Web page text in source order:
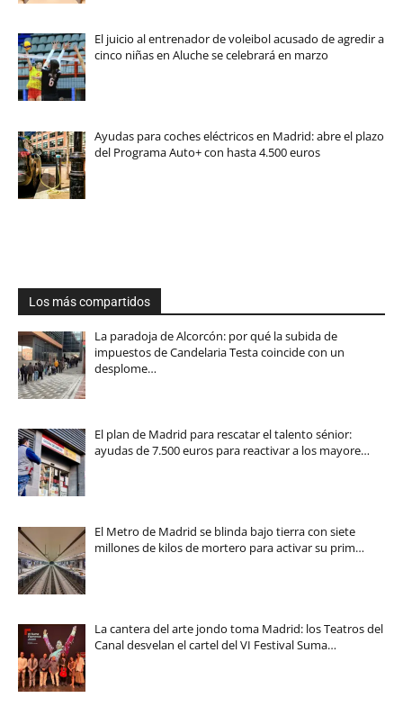
El juicio al entrenador de voleibol acusado de agredir a
cinco niñas en Aluche se celebrará en marzo
Ayudas para coches eléctricos en Madrid: abre el plazo
del Programa Auto+ con hasta 4.500 euros
Los más compartidos
La paradoja de Alcorcón: por qué la subida de
impuestos de Candelaria Testa coincide con un
desplome…
El plan de Madrid para rescatar el talento sénior:
ayudas de 7.500 euros para reactivar a los mayore…
El Metro de Madrid se blinda bajo tierra con siete
millones de kilos de mortero para activar su prim…
La cantera del arte jondo toma Madrid: los Teatros del
Canal desvelan el cartel del VI Festival Suma…